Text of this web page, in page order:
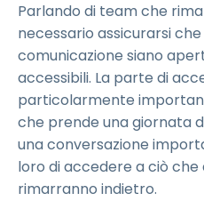
Parlando di team che
necessario assicurarsi
comunicazione siano
accessibili. La parte di
particolarmente
che prende una giornata
una conversazione
loro di accedere a ciò che
rimarranno indietro.